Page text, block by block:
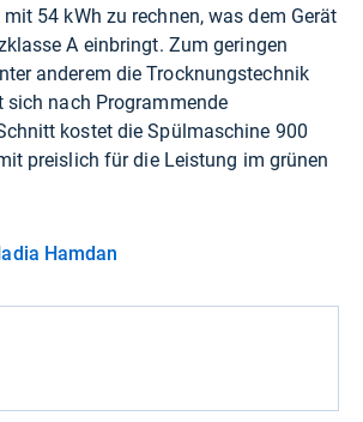
54 kWh zu rechnen, was dem Gerät
A einbringt. Zum geringen
anderem die Trocknungstechnik
sich nach Programmende
kostet die Spülmaschine 900
preislich für die Leistung im grünen
Hamdan